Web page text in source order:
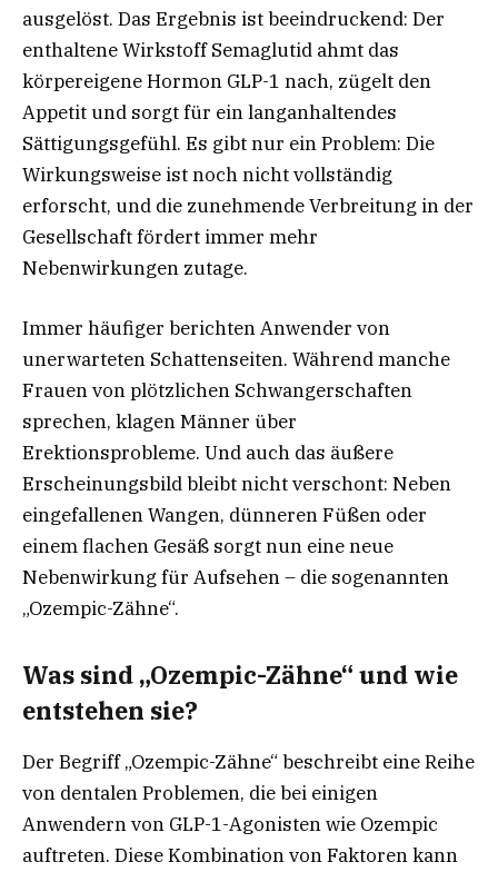
ausgelöst. Das Ergebnis ist beeindruckend: Der
enthaltene Wirkstoff Semaglutid ahmt das
körpereigene Hormon GLP-1 nach, zügelt den
Appetit und sorgt für ein langanhaltendes
Sättigungsgefühl. Es gibt nur ein Problem: Die
Wirkungsweise ist noch nicht vollständig
erforscht, und die zunehmende Verbreitung in der
Gesellschaft fördert immer mehr
Nebenwirkungen zutage.
Immer häufiger berichten Anwender von
unerwarteten Schattenseiten. Während manche
Frauen von plötzlichen Schwangerschaften
sprechen, klagen Männer über
Erektionsprobleme. Und auch das äußere
Erscheinungsbild bleibt nicht verschont: Neben
eingefallenen Wangen, dünneren Füßen oder
einem flachen Gesäß sorgt nun eine neue
Nebenwirkung für Aufsehen – die sogenannten
„Ozempic-Zähne“.
Was sind „Ozempic-Zähne“ und wie
entstehen sie?
Der Begriff „Ozempic-Zähne“ beschreibt eine Reihe
von dentalen Problemen, die bei einigen
Anwendern von GLP-1-Agonisten wie Ozempic
auftreten. Diese Kombination von Faktoren kann